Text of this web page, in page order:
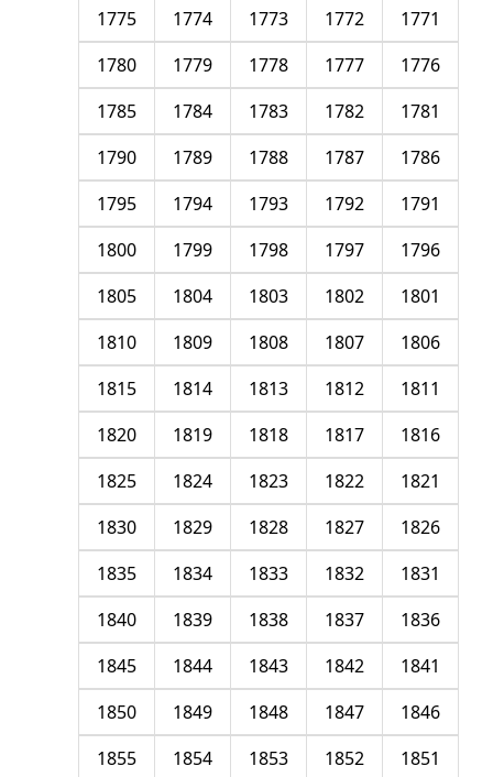
1771
1772
1773
1774
1775
1776
1777
1778
1779
1780
1781
1782
1783
1784
1785
1786
1787
1788
1789
1790
1791
1792
1793
1794
1795
1796
1797
1798
1799
1800
1801
1802
1803
1804
1805
1806
1807
1808
1809
1810
1811
1812
1813
1814
1815
1816
1817
1818
1819
1820
1821
1822
1823
1824
1825
1826
1827
1828
1829
1830
1831
1832
1833
1834
1835
1836
1837
1838
1839
1840
1841
1842
1843
1844
1845
1846
1847
1848
1849
1850
1851
1852
1853
1854
1855